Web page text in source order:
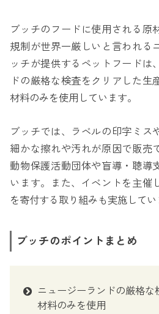
ブッチのフードに使用される原
規制が世界一厳しいと言われる
ッチが提供するペットフードは
ドの厳格な検査をクリアした生
材料のみを使用しています。
ブッチでは、ラベルの印字ミス
細かな擦れや汚れが原因で販売
動物保護活動団体や盲導・聴導
います。また、イベントを主催
を寄付する取り組みも実施してい
ブッチのポイントまとめ
ニュージーランドの厳格
材料のみを使用